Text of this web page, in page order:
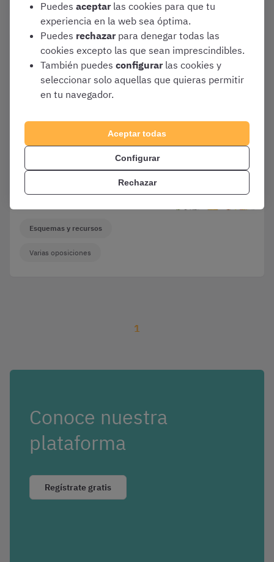
Mayo 7, 2025
Acuerdo con CSLA: 20 % de
descuento en OpositaTest a
todos las personas afiliadas
Agosto 23, 2024
Haz test gratis de Policía
Esquemas y recursos
Varias oposiciones
1
Conoce nuestra
plataforma
Regístrate gratis
Puedes aceptar las cookies para que tu
experiencia en la web sea óptima.
Puedes rechazar para denegar todas las
cookies excepto las que sean imprescindibles.
También puedes configurar las cookies y
seleccionar solo aquellas que quieras permitir
en tu navegador.
Aceptar todas
Configurar
Rechazar